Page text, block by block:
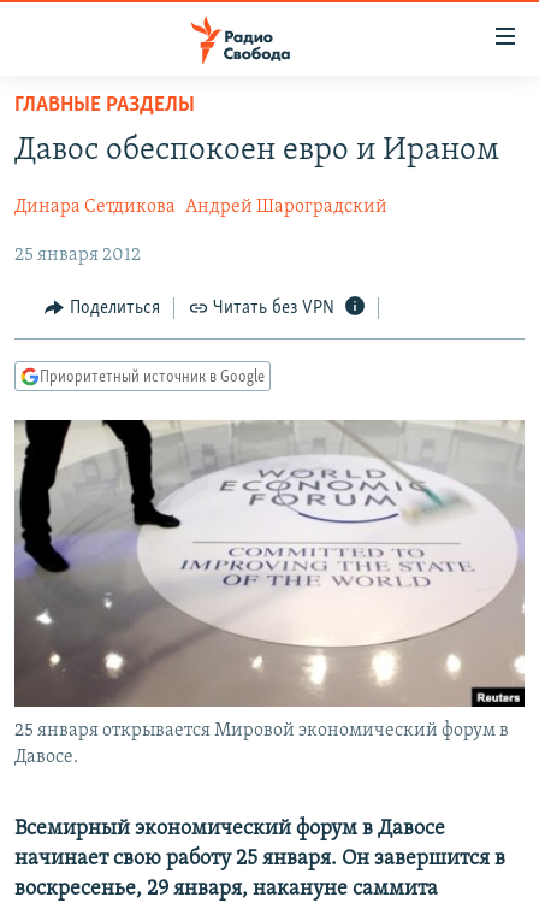
упрощенного
доступа
содержанию
Вернутся
главной
навигации
Вернутся
поиску
ПРОГРАММЫ
ПОДКАСТЫ
АВТОРСКИЕ ПРОЕКТЫ
ЦИТАТЫ СВОБОДЫ
МНЕНИЯ
КУЛЬТУРА
IDEL.РЕАЛИИ
КАВКАЗ.РЕАЛИИ
СЕВЕР.РЕАЛИИ
СИБИРЬ.РЕАЛИИ
РАСПИСАНИЕ ВЕЩАНИЯ
ПОДПИШИТЕСЬ НА РАССЫЛКУ
СОЦИАЛЬНЫЕ СЕТИ
Все сайты РСЕ/РС
ГЛАВНЫЕ РАЗДЕЛЫ
Давос обеспокоен евро и Ираном
Динара Сетдикова Андрей Шароградский
25 января 2012
Поделиться Читать без VPN
Приоритетный источник в Google
25 января открывается Мировой экономический форум в
Давосе.
Всемирный экономический форум в Давосе
начинает свою работу 25 января. Он завершится в
воскресенье, 29 января, накануне саммита